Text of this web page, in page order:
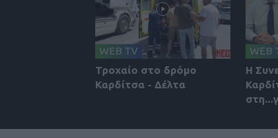
WEB TV
Τροχαίο στο δρόμο
Καρδίτσα - Δέλτα
WEB
Η